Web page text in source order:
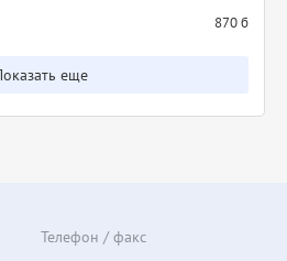
870 б
еще
Телефон / факс